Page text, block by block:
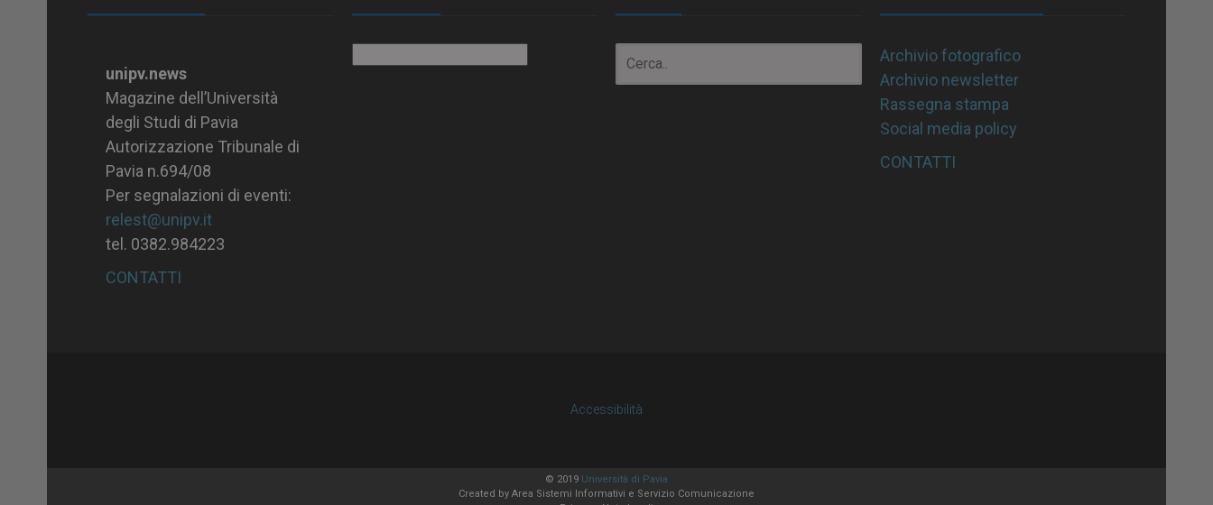
unipv.news
Magazine dell’Università
degli Studi di Pavia
Autorizzazione Tribunale di
Pavia n.694/08
Per segnalazioni di eventi:
relest@unipv.it
tel. 0382.984223
CONTATTI
Archivio fotografico
Archivio newsletter
Rassegna stampa
Social media policy
CONTATTI
Accessibilità
© 2019 Università di Pavia
Created by Area Sistemi Informativi e Servizio Comunicazione